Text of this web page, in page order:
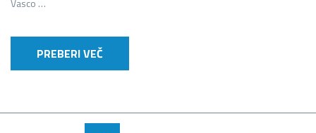
Vasco …
PREBERI VEČ